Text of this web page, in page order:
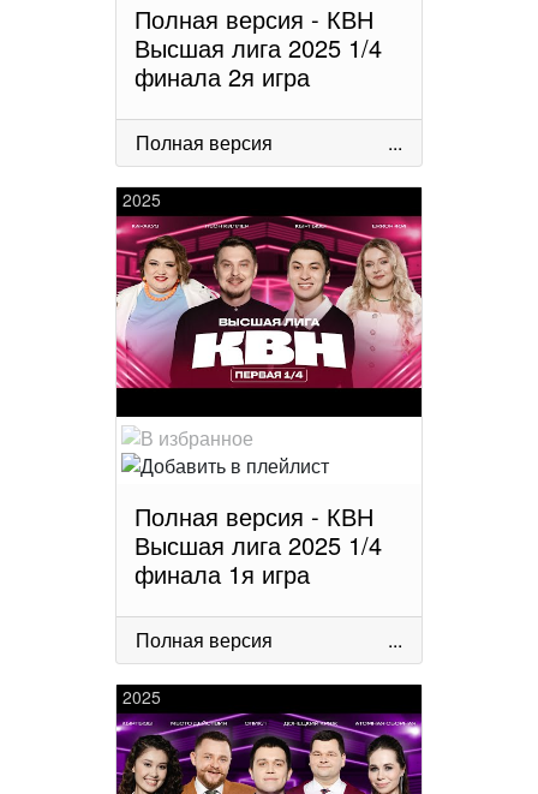
Полная версия - КВН
Высшая лига 2025 1/4
финала 2я игра
Полная версия ...
2025
Полная версия - КВН
Высшая лига 2025 1/4
финала 1я игра
Полная версия ...
2025